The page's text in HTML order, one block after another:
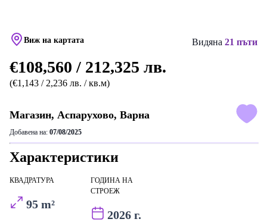
Виж на картата Видяна 21 пъти
€108,560 / 212,325 лв.
(€1,143 / 2,236 лв. / кв.м)
Магазин, Аспарухово, Варна
Добавена на: 07/08/2025
Характеристики
КВАДРАТУРА
95 m²
ГОДИНА НА
СТРОЕЖ
2026 г.